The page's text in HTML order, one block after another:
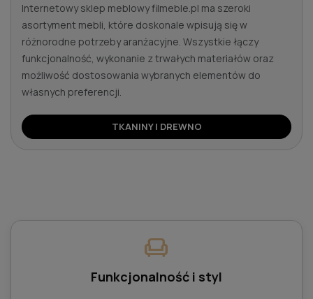
Internetowy sklep meblowy filmeble.pl ma szeroki
asortyment mebli, które doskonale wpisują się w
różnorodne potrzeby aranżacyjne. Wszystkie łączy
funkcjonalność, wykonanie z trwałych materiałów oraz
możliwość dostosowania wybranych elementów do
własnych preferencji.
TKANINY I DREWNO
chair
Funkcjonalność i styl